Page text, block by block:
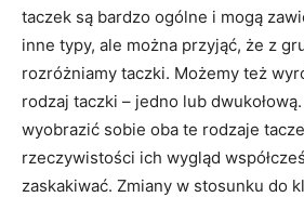
taczek są bardzo ogólne i mogą
inne typy, ale można przyjąć, że z
rozróżniamy taczki. Możemy też
rodzaj taczki – jedno lub
wyobrazić sobie oba te rodzaje
rzeczywistości ich wygląd
zaskakiwać. Zmiany w stosunku do